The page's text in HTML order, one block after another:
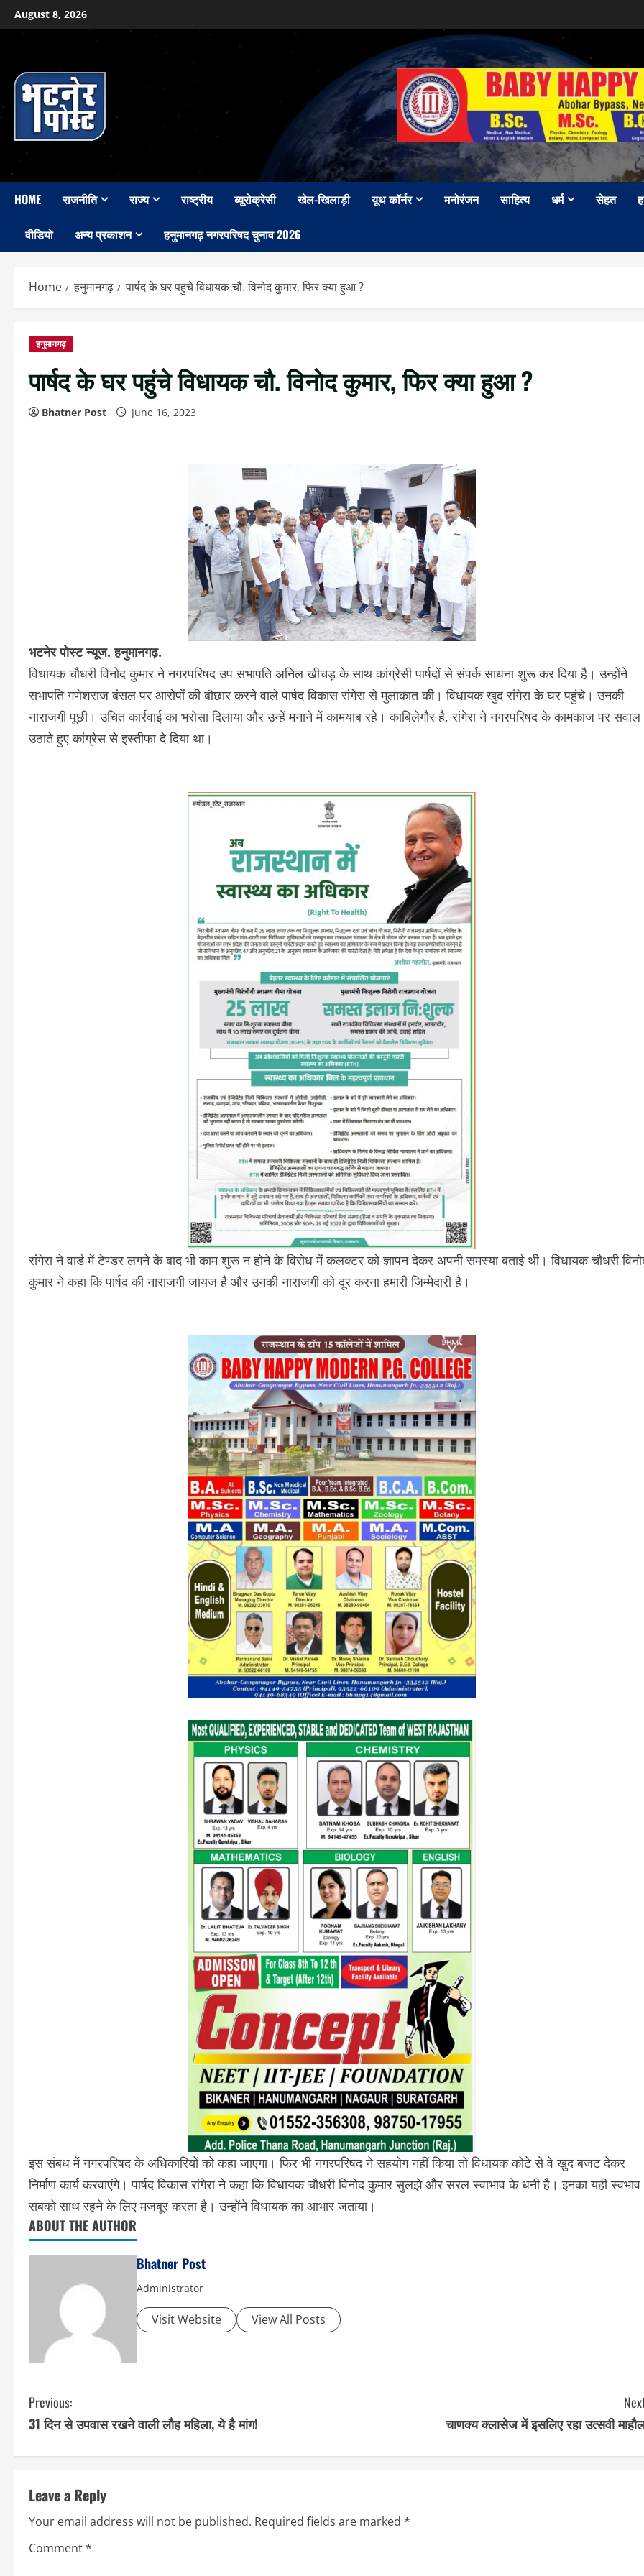
Skip
to
August 8, 2026
HOME राजनीति राज्य राष्ट्रीय ब्यूरोक्रेसी खेल-खिलाड़ी यूथ कॉर्नर मनोरंजन साहित्य धर्म सेहत
वीडियो अन्य प्रकाशन हनुमानगढ़ नगरपरिषद चुनाव 2026
Home हनुमानगढ़ पार्षद के घर पहुंचे विधायक चौ. विनोद कुमार, फिर क्या हुआ ?
हनुमानगढ़
पार्षद के घर पहुंचे विधायक चौ. विनोद कुमार, फिर क्या हुआ ?
Bhatner Post June 16, 2023
भटनेर पोस्ट न्यूज. हनुमानगढ़.
विधायक चौधरी विनोद कुमार ने नगरपरिषद उप सभापति अनिल खीचड़ के साथ कांग्रेसी पार्षदों से संपर्क साधना शुरू कर दिया है। उन्होंने
सभापति गणेशराज बंसल पर आरोपों की बौछार करने वाले पार्षद विकास रांगेरा से मुलाकात की। विधायक खुद रांगेरा के घर पहुंचे। उनकी
नाराजगी पूछी। उचित कार्रवाई का भरोसा दिलाया और उन्हें मनाने में कामयाब रहे। काबिलेगौर है, रांगेरा ने नगरपरिषद के कामकाज पर सवाल
उठाते हुए कांग्रेस से इस्तीफा दे दिया था।
रांगेरा ने वार्ड में टेण्डर लगने के बाद भी काम शुरू न होने के विरोध में कलक्टर को ज्ञापन देकर अपनी समस्या बताई थी। विधायक चौधरी
कुमार ने कहा कि पार्षद की नाराजगी जायज है और उनकी नाराजगी को दूर करना हमारी जिम्मेदारी है।
इस संबध में नगरपरिषद के अधिकारियों को कहा जाएगा। फिर भी नगरपरिषद ने सहयोग नहीं किया तो विधायक कोटे से वे खुद बजट देकर
निर्माण कार्य करवाएंगे। पार्षद विकास रांगेरा ने कहा कि विधायक चौधरी विनोद कुमार सुलझे और सरल स्वाभाव के धनी है। इनका यही स्वभाव
सबको साथ रहने के लिए मजबूर करता है। उन्होंने विधायक का आभार जताया।
ABOUT THE AUTHOR
Bhatner Post
Administrator
Visit Website View All Posts
C
o
n
t
i
n
Previous:
31 दिन से उपवास रखने वाली लौह महिला, ये है मांग!
चाणक्य क्लासेज में इसलिए रहा उत्सवी
Leave a Reply
Your email address will not be published. Required fields are marked *
Comment*